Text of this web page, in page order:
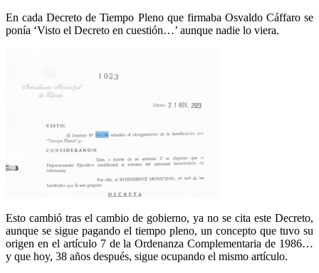
En cada Decreto de Tiempo Pleno que firmaba Osvaldo Cáffaro se
ponía ‘Visto el Decreto en cuestión…’ aunque nadie lo viera.
Esto cambió tras el cambio de gobierno, ya no se cita este Decreto,
aunque se sigue pagando el tiempo pleno, un concepto que tuvo su
origen en el artículo 7 de la Ordenanza Complementaria de 1986…
y que hoy, 38 años después, sigue ocupando el mismo artículo.